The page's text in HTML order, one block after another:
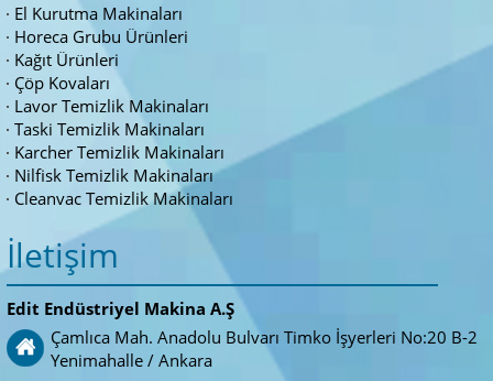
El Kurutma Makinaları
Horeca Grubu Ürünleri
Kağıt Ürünleri
Çöp Kovaları
Lavor Temizlik Makinaları
Taski Temizlik Makinaları
Karcher Temizlik Makinaları
Nilfisk Temizlik Makinaları
Cleanvac Temizlik Makinaları
İletişim
Edit Endüstriyel Makina A.Ş
Çamlıca Mah. Anadolu Bulvarı Timko İşyerleri No:20 B-2
Yenimahalle / Ankara